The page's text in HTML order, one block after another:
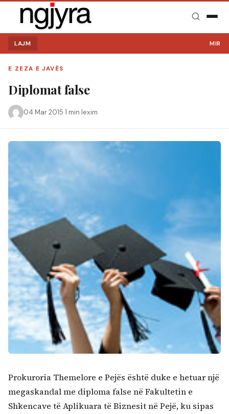
Kërko:
LAJM MIRË
E ZEZA E JAVËS
Diplomat false
04 Mar 2015·1 min lexim
Prokuroria Themelore e Pejës është duke e hetuar një
megaskandal me diploma false në Fakultetin e
Shkencave të Aplikuara të Biznesit në Pejë, ku sipas